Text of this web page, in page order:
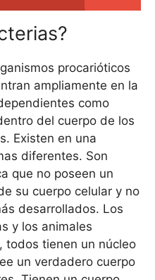
procarióticos
ampliamente en la
como
del cuerpo de los
Existen en una
diferentes. Son
que no poseen un
su cuerpo celular y no
desarrollados. Los
y los animales
todos tienen un núcleo
un verdadero cuerpo